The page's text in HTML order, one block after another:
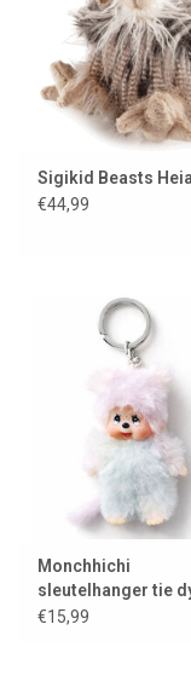
Sigikid Beasts
€44,99
Monchhichi
sleutelhanger tie
€15,99